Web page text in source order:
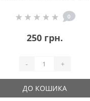
0
250 грн.
- +
ДО КОШИКА